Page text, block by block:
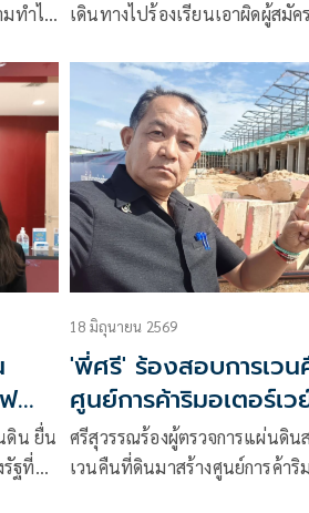
มทำไม
ข้าม
กับทุก
เดินทางไปร้องเรียนเอาผิดผู้สมั
สมาชิกสภากรุงเทพมหานครร (
เสียงของตน
ยื่น
ฐที่
18 มิถุนายน 2569
'พี่ศรี' ร้องสอบการเว
ศูนย์การค้าริมอเตอร์เว
ศรีสุวรรณร้องผู้ตรวจการแผ่นดิน
เวนคืนที่ดินมาสร้างศูนย์การค้าริ